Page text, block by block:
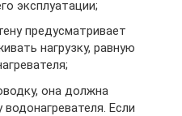
эксплуатации;
предусматривает
нагрузку, равную
она должна
Если